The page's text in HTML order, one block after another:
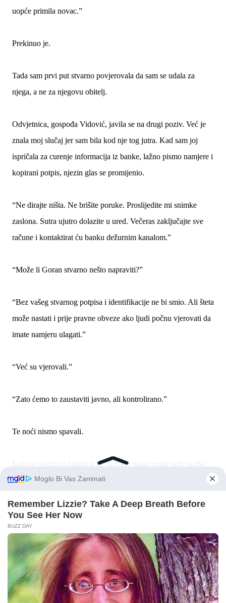
uopće primila novac.”
Prekinuo je.
Tada sam prvi put stvarno povjerovala da sam se udala za
njega, a ne za njegovu obitelj.
Odvjetnica, gospođa Vidović, javila se na drugi poziv. Već je
znala moj slučaj jer sam bila kod nje tog jutra. Kad sam joj
ispričala za curenje informacija iz banke, lažno pismo namjere i
kopirani potpis, njezin glas se promijenio.
“Ne dirajte ništa. Ne brišite poruke. Proslijedite mi snimke
zaslona. Sutra ujutro dolazite u ured. Večeras zaključajte sve
račune i kontaktirat ću banku dežurnim kanalom.”
“Može li Goran stvarno nešto napraviti?”
“Bez vašeg stvarnog potpisa i identifikacije ne bi smio. Ali šteta
može nastati i prije pravne obveze ako ljudi počnu vjerovati da
imate namjeru ulagati.”
“Već su vjerovali.”
“Zato ćemo to zaustaviti javno, ali kontrolirano.”
Te noći nismo spavali.
Luka je sjedio za kuhinjskim stolom i pisao popis svih osoba
kojima je Marina mogla reći. Ja sam prebacivala dokumente
slala banci hitan zahtjev za internu provjeru pristupa mojim
podacima.
U 2:13 stigao je e-mail od Gorana.
Predmet: Obiteljski dogovor